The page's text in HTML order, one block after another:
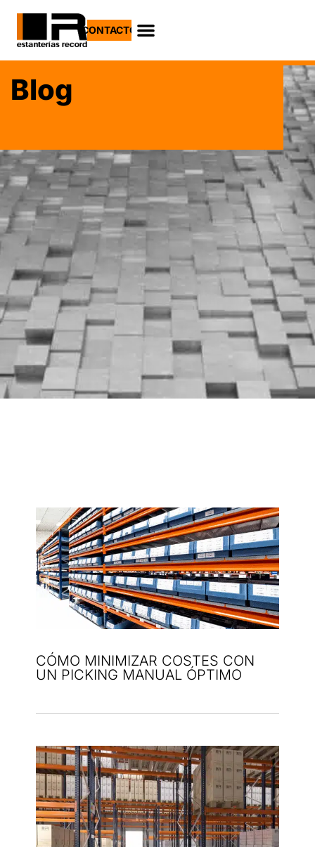
CONTACTO
Blog
CÓMO MINIMIZAR COSTES CON
UN PICKING MANUAL ÓPTIMO